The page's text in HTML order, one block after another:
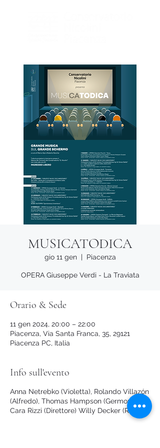
MUSICATODICA
gio 11 gen
  |
Piacenza
OPERA Giuseppe Verdi - La Traviata
Orario & Sede
11 gen 2024, 20:00 – 22:00
Piacenza, Via Santa Franca, 35, 29121
Piacenza PC, Italia
Info sull'evento
Anna Netrebko (Violetta), Rolando Villazón
(Alfredo), Thomas Hampson (Germont)
Cara Rizzi (Direttore) Willy Decker (Regia)